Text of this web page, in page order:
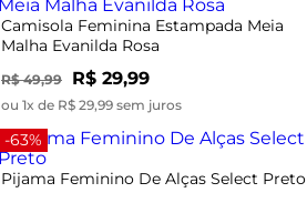
Camisola Feminina Estampada Meia
Malha Evanilda Rosa
R$ 49,99 R$ 29,99
ou 1x de R$ 29,99 sem juros
-63%
Pijama Feminino De Alças Select Preto